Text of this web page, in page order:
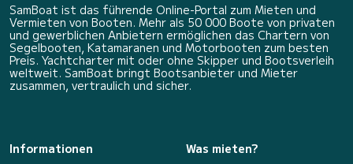
SamBoat ist das führende Online-Portal zum Mieten und
Vermieten von Booten. Mehr als 50 000 Boote von privaten
und gewerblichen Anbietern ermöglichen das Chartern von
Segelbooten, Katamaranen und Motorbooten zum besten
Preis. Yachtcharter mit oder ohne Skipper und Bootsverleih
weltweit. SamBoat bringt Bootsanbieter und Mieter
zusammen, vertraulich und sicher.
Informationen
Was mieten?